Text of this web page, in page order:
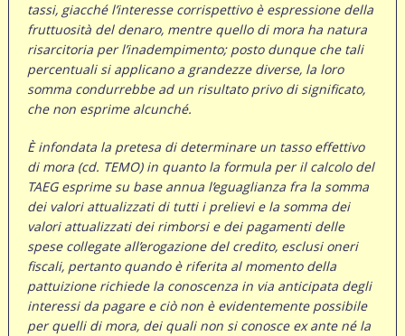
tassi, giacché l’interesse corrispettivo è espressione della
fruttuosità del denaro, mentre quello di mora ha natura
risarcitoria per l’inadempimento; posto dunque che tali
percentuali si applicano a grandezze diverse, la loro
somma condurrebbe ad un risultato privo di significato,
che non esprime alcunché.
È infondata la pretesa di determinare un tasso effettivo
di mora (cd. TEMO) in quanto la formula per il calcolo del
TAEG esprime su base annua l’eguaglianza fra la somma
dei valori attualizzati di tutti i prelievi e la somma dei
valori attualizzati dei rimborsi e dei pagamenti delle
spese collegate all’erogazione del credito, esclusi oneri
fiscali, pertanto quando è riferita al momento della
pattuizione richiede la conoscenza in via anticipata degli
interessi da pagare e ciò non è evidentemente possibile
per quelli di mora, dei quali non si conosce ex ante né la